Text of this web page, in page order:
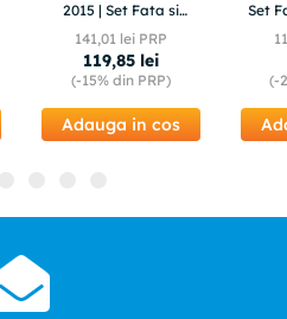
2015 | Set Fata si
Spate Flat – TeamCar®
141,01lei PRP
119,85 lei
(-15%din PRP)
Adauga in cos
Set
(-